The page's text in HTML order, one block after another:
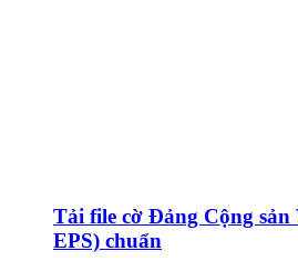
Tải file cờ Đảng Cộng sản
EPS) chuẩn